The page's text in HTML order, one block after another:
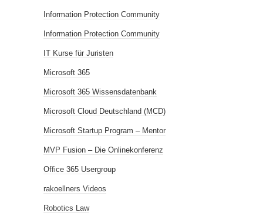
Information Protection Community
Information Protection Community
IT Kurse für Juristen
Microsoft 365
Microsoft 365 Wissensdatenbank
Microsoft Cloud Deutschland (MCD)
Microsoft Startup Program – Mentor
MVP Fusion – Die Onlinekonferenz
Office 365 Usergroup
rakoellners Videos
Robotics Law